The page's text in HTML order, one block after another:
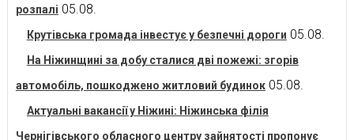
розпалі 05.08.
Крутівська громада інвестує у безпечні дороги 05.08.
На Ніжинщині за добу сталися дві пожежі: згорів
автомобіль, пошкоджено житловий будинок 05.08.
Актуальні вакансії у Ніжині: Ніжинська філія
Чернігівського обласного центру зайнятості пропонує